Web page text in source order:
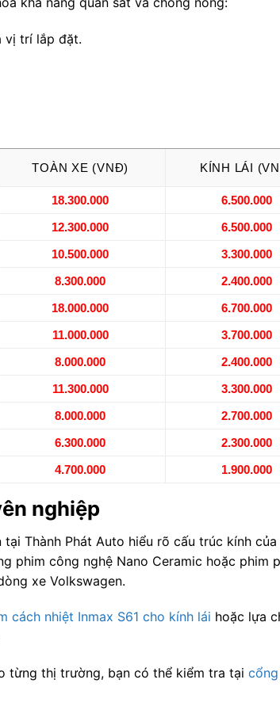
vị trí lắp đặt.
TOÀN XE (VNĐ) KÍNH LÁI
18.300.000
6.500.000
12.300.000
6.500.000
10.500.000
3.300.000
8.300.000 2.400.000
18.000.000
6.700.000
11.000.000
3.700.000
8.000.000
2.400.000
11.300.000 3.300.000
8.000.000
2.700.000
6.300.000
2.300.000
4.700.000 1.900.000
nghiệp
Thành Phát Auto hiểu rõ cấu trúc kính của
phim công nghệ Nano Ceramic hoặc phim
xe Volkswagen.
cách nhiệt Inmax S61 cho kính lái hoặc lựa
từng thị trường, bạn có thể kiểm tra tại